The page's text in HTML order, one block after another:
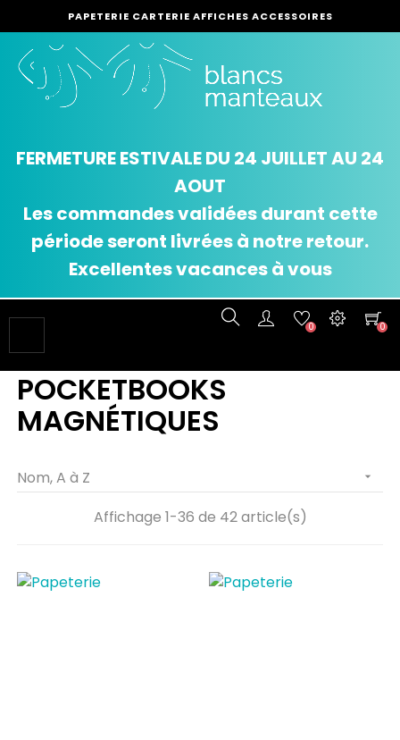
PAPETERIE CARTERIE AFFICHES ACCESSOIRES
FERMETURE ESTIVALE DU 24 JUILLET AU 24
AOUT
Les commandes validées durant cette
période seront livrées à notre retour.
Excellentes vacances à vous
la
navigation
0 0
POCKETBOOKS
MAGNÉTIQUES
Nom, A à Z 
Affichage 1-36 de 42 article(s)